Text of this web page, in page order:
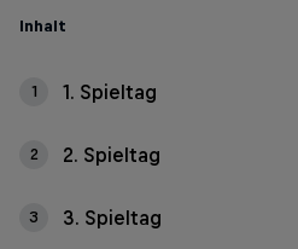
Inhalt
1 1. Spieltag
2 2. Spieltag
3 3. Spieltag